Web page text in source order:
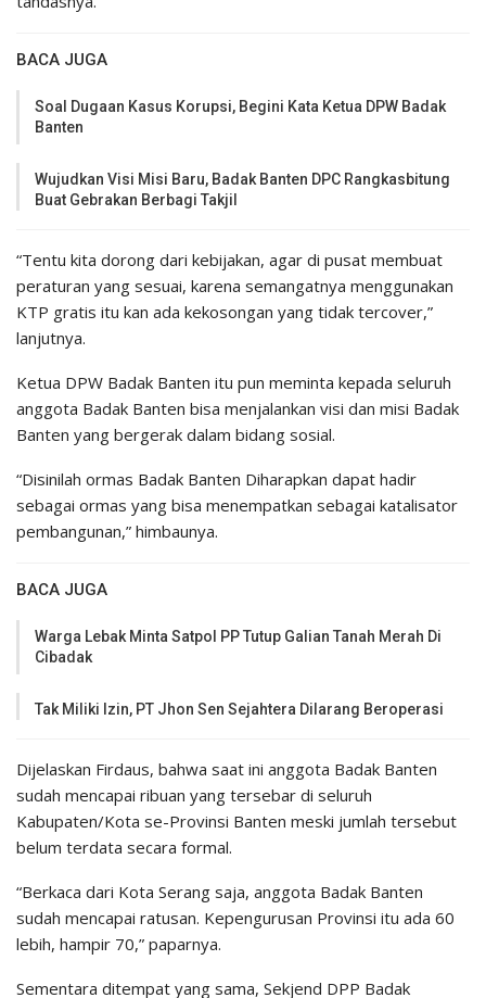
BACA JUGA
Soal Dugaan Kasus Korupsi, Begini Kata Ketua DPW Badak
Banten
Wujudkan Visi Misi Baru, Badak Banten DPC Rangkasbitung
Buat Gebrakan Berbagi Takjil
“Tentu kita dorong dari kebijakan, agar di pusat membuat
peraturan yang sesuai, karena semangatnya menggunakan
KTP gratis itu kan ada kekosongan yang tidak tercover,”
lanjutnya.
Ketua DPW Badak Banten itu pun meminta kepada seluruh
anggota Badak Banten bisa menjalankan visi dan misi Badak
Banten yang bergerak dalam bidang sosial.
“Disinilah ormas Badak Banten Diharapkan dapat hadir
sebagai ormas yang bisa menempatkan sebagai katalisator
pembangunan,” himbaunya.
BACA JUGA
Warga Lebak Minta Satpol PP Tutup Galian Tanah Merah Di
Cibadak
Tak Miliki Izin, PT Jhon Sen Sejahtera Dilarang Beroperasi
Dijelaskan Firdaus, bahwa saat ini anggota Badak Banten
sudah mencapai ribuan yang tersebar di seluruh
Kabupaten/Kota se-Provinsi Banten meski jumlah tersebut
belum terdata secara formal.
“Berkaca dari Kota Serang saja, anggota Badak Banten
sudah mencapai ratusan. Kepengurusan Provinsi itu ada 60
lebih, hampir 70,” paparnya.
Sementara ditempat yang sama, Sekjend DPP Badak